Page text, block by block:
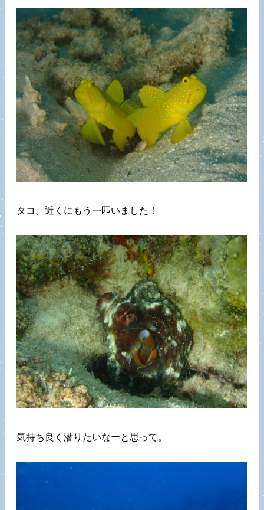
タコ。近くにもう一匹いました！
気持ち良く潜りたいなーと思って。